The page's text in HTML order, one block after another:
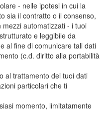
- nelle ipotesi in cui la
sia il contratto o il consenso,
automatizzati - i tuoi
e leggibile da
al fine di comunicare tali dati
(c.d. diritto alla portabilità
al trattamento dei tuoi dati
particolari che ti
momento, limitatamente